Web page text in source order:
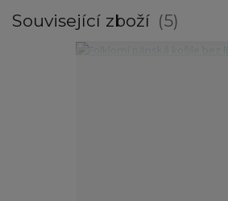
Související zboží 5